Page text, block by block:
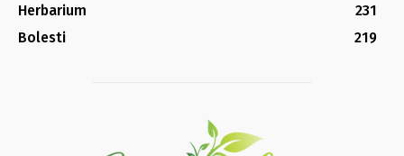
Herbarium
231
Bolesti
219